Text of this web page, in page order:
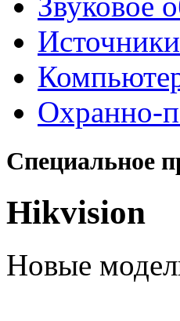
Охранно-
Специальное
Hikvision
Новые